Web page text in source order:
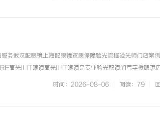
务武汉配眼镜上海配眼镜资质保障验光流程验光师门店案
光ILIT眼镜暮光ILIT眼镜是专业验光配镜的写字楼眼镜
正品镜片、透明价格和直营售后为基础，全场镜片40%-
时间：2026-08-06 阅读：79